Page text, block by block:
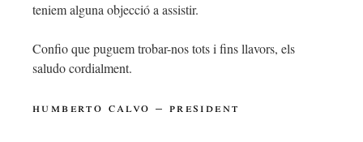
teniem alguna objecció a assistir.
Confio que puguem trobar-nos tots i fins llavors, els
saludo cordialment.
humberto calvo – president